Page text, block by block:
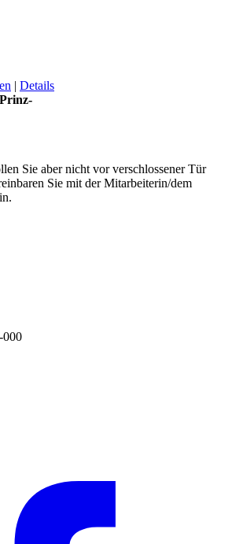
| Details
Sie aber nicht vor verschlossener Tür
Sie mit der Mitarbeiterin/dem
000